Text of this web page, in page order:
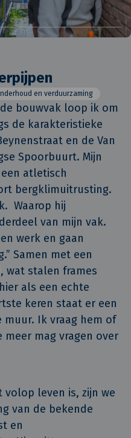
en verduurzaming
bouwvak loop ik om
de karakteristieke
en de Van
Spoorbuurt. Mijn
atletisch
bergklimuitrusting.
Waarop hij
van mijn vak.
werk en gaan
Samen met een
wat stalen frames
als een echte
keren staat er een
muur. Ik vraag hem of
meer mag vragen over
leven is, zijn we
van de bekende
en